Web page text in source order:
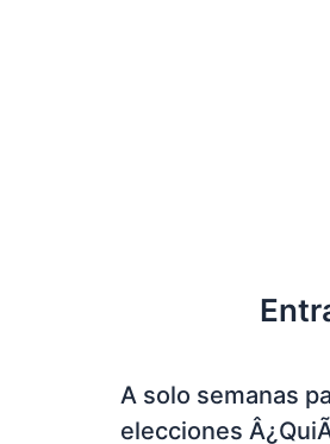
A solo semanas
elecciones